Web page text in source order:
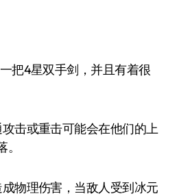
4星双手剑，并且有着很
或重击可能会在他们的上
理伤害，当敌人受到冰元